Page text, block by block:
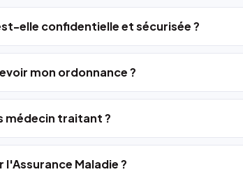
elle confidentielle et sécurisée ?
mon ordonnance ?
médecin traitant ?
Maladie ?